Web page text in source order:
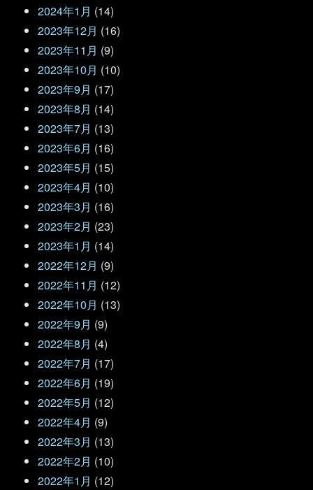
2024年1月 (14)
2023年12月 (16)
2023年11月 (9)
2023年10月 (10)
2023年9月 (17)
2023年8月 (14)
2023年7月 (13)
2023年6月 (16)
2023年5月 (15)
2023年4月 (10)
2023年3月 (16)
2023年2月 (23)
2023年1月 (14)
2022年12月 (9)
2022年11月 (12)
2022年10月 (13)
2022年9月 (9)
2022年8月 (4)
2022年7月 (17)
2022年6月 (19)
2022年5月 (12)
2022年4月 (9)
2022年3月 (13)
2022年2月 (10)
2022年1月 (12)